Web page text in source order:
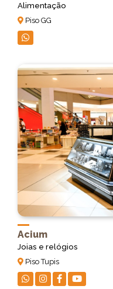
Alimentação
Piso GG
Acium
Joias e relógios
Piso Tupis